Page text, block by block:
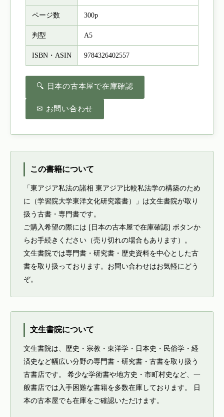
ページ数 300p
判型 A5
ISBN・ASIN 9784326402557
🔍 日本の古本屋で在庫確認
✉ お問い合わせ
この書籍について
「東アジア私法の諸相 東アジア比較私法学の構築のため
に（学習院大学東洋文化研究叢書）」は文生書院が取り
扱う古書・専門書です。
ご購入希望の際には [日本の古本屋で在庫確認] ボタンか
らお手続きください（売り切れの場合もあります）。
文生書院では専門書・研究書・歴史資料を中心とした古
書を取り扱っております。お問い合わせはお気軽にどう
ぞ。
文生書院について
文生書院は、歴史・宗教・東洋学・日本史・民俗学・経
済史など幅広い分野の専門書・研究書・古書を取り扱う
古書店です。 希少な学術書や地方史・市町村史など、一
般書店では入手困難な書籍を多数在庫しております。 日
本の古本屋でも在庫をご確認いただけます。